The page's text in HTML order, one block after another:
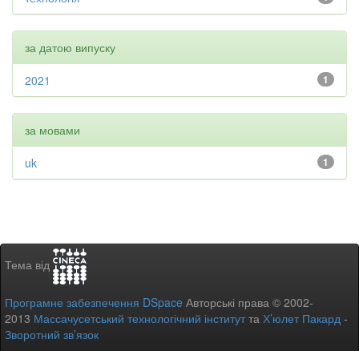
за датою випуску
1
2021
за мовами
1
uk
Тема від
Програмне забезпечення DSpace Авторські права © 2002-
2013 Массачусетський технологічний інститутта Х’юлет Пакард -
Зворотний зв’язок